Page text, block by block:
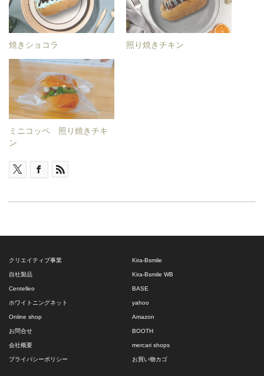
焼きショコラ 照り焼きチキン
ミニコッペ 照り焼きチキ
ン
クリエイティブ事業
自社製品
Centelleo
ホワイトニングネット
Online shop
お問合せ
会社概要
プライバシーポリシー
Kira-Bsmile
Kira-Bsmile WB
BASE
yahoo
Amazon
BOOTH
mercari shops
お買い物カゴ